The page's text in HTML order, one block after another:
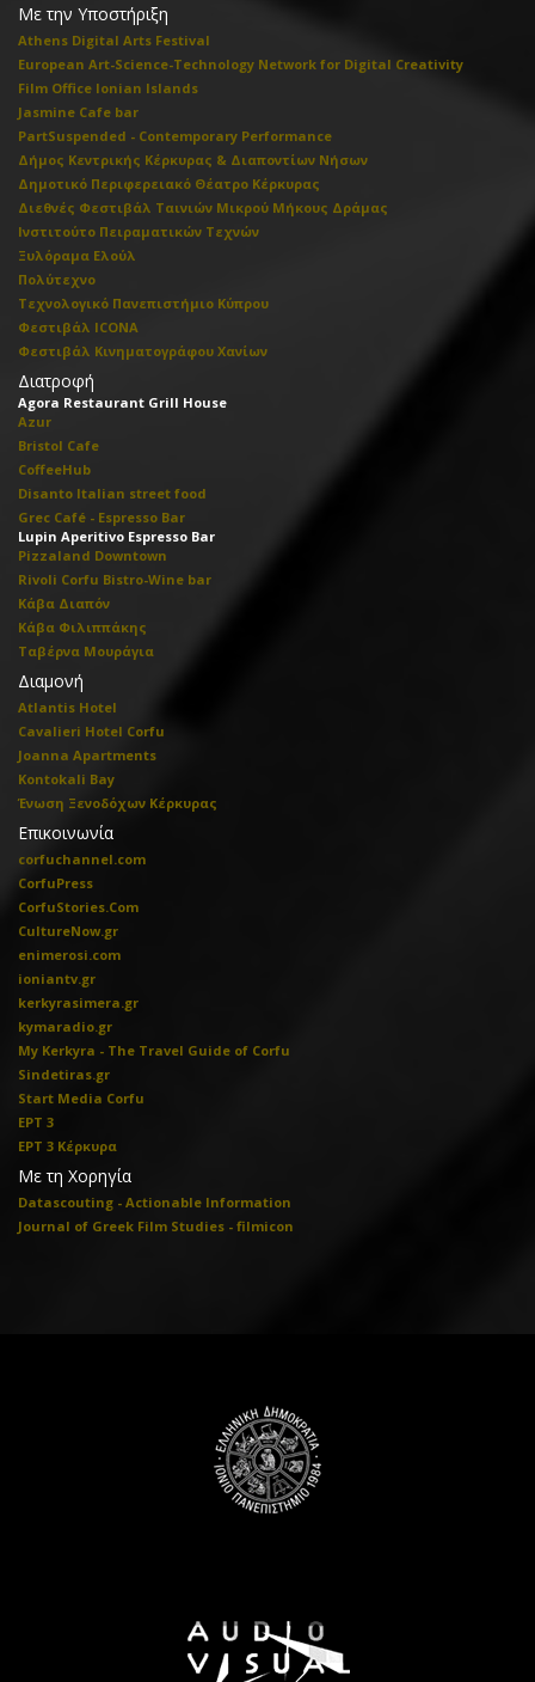
Με την Υποστήριξη
Athens Digital Arts Festival
European Art-Science-Technology Network for Digital Creativity
Film Office Ionian Islands
Jasmine Cafe bar
PartSuspended - Contemporary Performance
Δήμος Κεντρικής Κέρκυρας & Διαποντίων Νήσων
Δημοτικό Περιφερειακό Θέατρο Κέρκυρας
Διεθνές Φεστιβάλ Ταινιών Μικρού Μήκους Δράμας
Ινστιτούτο Πειραματικών Τεχνών
Ξυλόραμα Ελούλ
Πολύτεχνο
Τεχνολογικό Πανεπιστήμιο Κύπρου
Φεστιβάλ ICONA
Φεστιβάλ Κινηματογράφου Χανίων
Διατροφή
Agora Restaurant Grill House
Azur
Bristol Cafe
CoffeeHub
Disanto Italian street food
Grec Café - Espresso Bar
Lupin Aperitivo Espresso Bar
Pizzaland Downtown
Rivoli Corfu Bistro-Wine bar
Κάβα Διαπόν
Κάβα Φιλιππάκης
Ταβέρνα Μουράγια
Διαμονή
Atlantis Hotel
Cavalieri Hotel Corfu
Joanna Apartments
Kontokali Bay
Ένωση Ξενοδόχων Κέρκυρας
Επικοινωνία
corfuchannel.com
CorfuPress
CorfuStories.Com
CultureNow.gr
enimerosi.com
ioniantv.gr
kerkyrasimera.gr
kymaradio.gr
My Kerkyra - The Travel Guide of Corfu
Sindetiras.gr
Start Media Corfu
ΕΡΤ 3
ΕΡΤ 3 Κέρκυρα
Με τη Χορηγία
Datascouting - Actionable Information
Journal of Greek Film Studies - filmicon